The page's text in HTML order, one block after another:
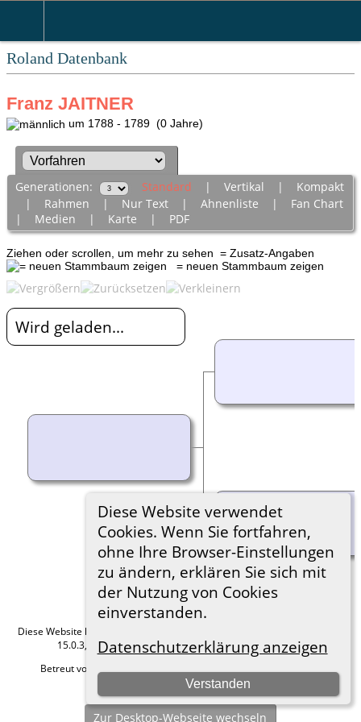
Roland Datenbank
Diese Website verwendet
Cookies. Wenn Sie fortfahren,
ohne Ihre Browser-Einstellungen
zu ändern, erklären Sie sich mit
der Nutzung von Cookies
einverstanden.
Datenschutzerklärung anzeigen
Verstanden
Franz JAITNER
um 1788 - 1789 (0 Jahre)
Generationen: Standard | Vertikal | Kompakt
| Rahmen | Nur Text| Ahnenliste | Fan Chart
| Medien | Karte | PDF
Ziehen oder scrollen, um mehr zu sehen = Zusatz-Angaben
= neuen Stammbaum zeigen
Wird geladen...
Diese Website läuft mit
15.0.3, programmiert von Darrin Lythgoe © 2001-2026.
Betreut von
Hier geht es zum Impressum
Zur Desktop-Webseite wechseln